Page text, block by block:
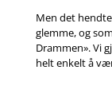
Men det
glemme, og
Drammen». Vi
helt enkelt å